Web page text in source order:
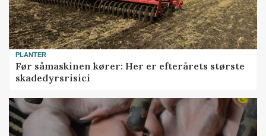
PLANTER
Før såmaskinen kører: Her er efterårets største
skadedyrsrisici